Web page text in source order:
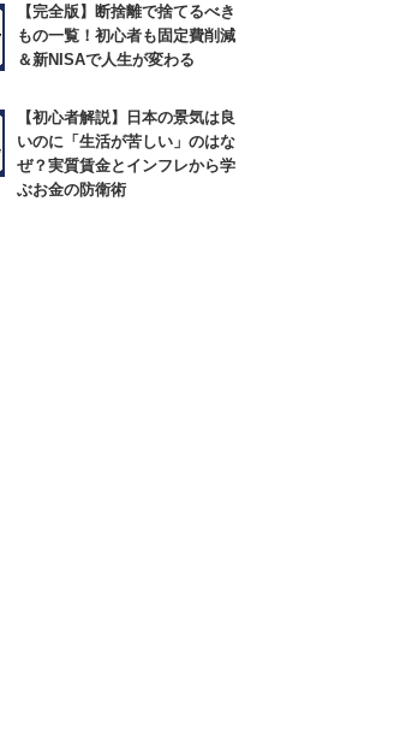
【完全版】断捨離で捨てるべき
もの一覧！初心者も固定費削減
＆新NISAで人生が変わる
【初心者解説】日本の景気は良
いのに「生活が苦しい」のはな
ぜ？実質賃金とインフレから学
ぶお金の防衛術